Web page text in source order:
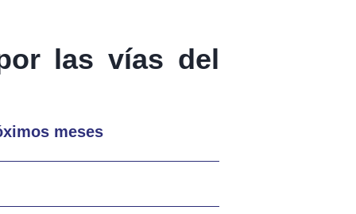
las vías del
meses